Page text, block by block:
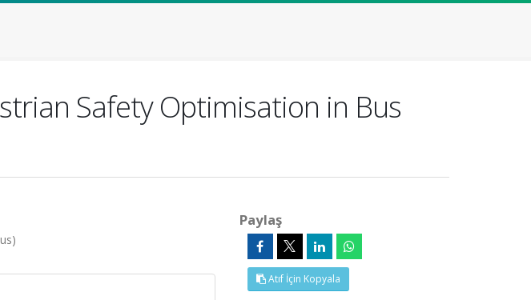
Safety Optimisation in Bus
Paylaş
Atıf İçin Kopyala